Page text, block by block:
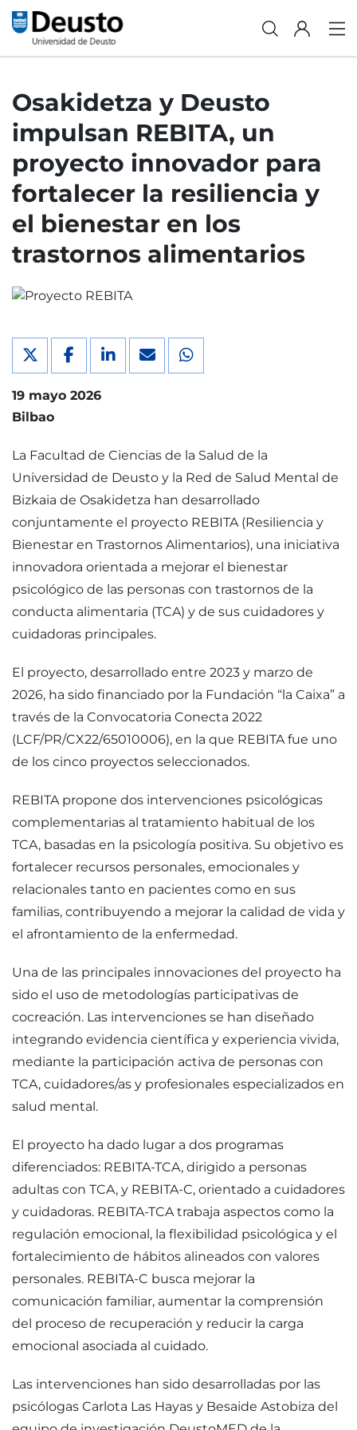
Osakidetza y Deusto
impulsan REBITA, un
proyecto innovador para
fortalecer la resiliencia y
el bienestar en los
trastornos alimentarios
19 mayo 2026
Bilbao
La Facultad de Ciencias de la Salud de la
Universidad de Deusto y la Red de Salud Mental de
Bizkaia de Osakidetza han desarrollado
conjuntamente el proyecto REBITA (Resiliencia y
Bienestar en Trastornos Alimentarios), una iniciativa
innovadora orientada a mejorar el bienestar
psicológico de las personas con trastornos de la
conducta alimentaria (TCA) y de sus cuidadores y
cuidadoras principales.
El proyecto, desarrollado entre 2023 y marzo de
2026, ha sido financiado por la Fundación “la Caixa” a
través de la Convocatoria Conecta 2022
(LCF/PR/CX22/65010006), en la que REBITA fue uno
de los cinco proyectos seleccionados.
REBITA propone dos intervenciones psicológicas
complementarias al tratamiento habitual de los
TCA, basadas en la psicología positiva. Su objetivo es
fortalecer recursos personales, emocionales y
relacionales tanto en pacientes como en sus
familias, contribuyendo a mejorar la calidad de vida y
el afrontamiento de la enfermedad.
Una de las principales innovaciones del proyecto ha
sido el uso de metodologías participativas de
cocreación. Las intervenciones se han diseñado
integrando evidencia científica y experiencia vivida,
mediante la participación activa de personas con
TCA, cuidadores/as y profesionales especializados en
salud mental.
El proyecto ha dado lugar a dos programas
diferenciados: REBITA-TCA, dirigido a personas
adultas con TCA, y REBITA-C, orientado a cuidadores
y cuidadoras. REBITA-TCA trabaja aspectos como la
regulación emocional, la flexibilidad psicológica y el
fortalecimiento de hábitos alineados con valores
personales. REBITA-C busca mejorar la
comunicación familiar, aumentar la comprensión
del proceso de recuperación y reducir la carga
emocional asociada al cuidado.
Las intervenciones han sido desarrolladas por las
psicólogas Carlota Las Hayas y Besaide Astobiza del